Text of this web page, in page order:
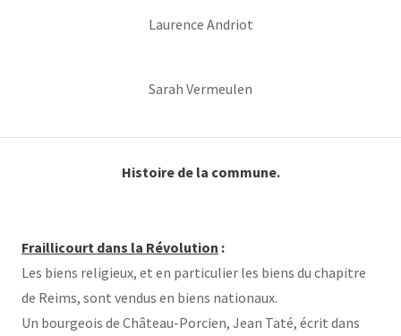
Laurence Andriot
Sarah Vermeulen
Histoire de la commune.
Fraillicourt dans la Révolution :
Les biens religieux, et en particulier les biens du chapitre
de Reims, sont vendus en biens nationaux.
Un bourgeois de Château-Porcien, Jean Taté, écrit dans